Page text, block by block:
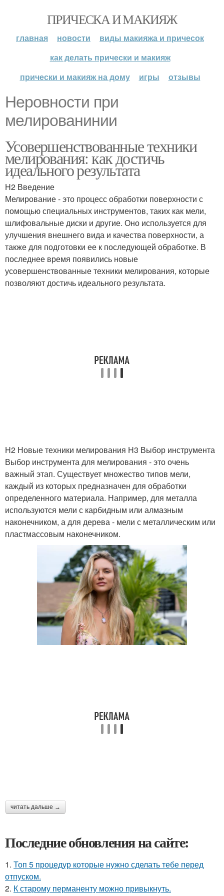
ПРИЧЕСКА И МАКИЯЖ
главная новости
виды макияжа и причесок
как делать прически и макияж
прически и макияж на дому
игры отзывы
Неровности при
мелированинии
Усовершенствованные техники
мелирования: как достичь
идеального результата
H2 Введение
Мелирование - это процесс обработки поверхности с
помощью специальных инструментов, таких как мели,
шлифовальные диски и другие. Оно используется для
улучшения внешнего вида и качества поверхности, а
также для подготовки ее к последующей обработке. В
последнее время появились новые
усовершенствованные техники мелирования, которые
позволяют достичь идеального результата.
H2 Новые техники мелирования H3 Выбор инструмента
Выбор инструмента для мелирования - это очень
важный этап. Существует множество типов мели,
каждый из которых предназначен для обработки
определенного материала. Например, для металла
используются мели с карбидным или алмазным
наконечником, а для дерева - мели с металлическим или
пластмассовым наконечником.
читать дальше →
Последние обновления на сайте:
1. Топ 5 процедур которые нужно сделать тебе перед
отпуском.
2. К старому перманенту можно привыкнуть.